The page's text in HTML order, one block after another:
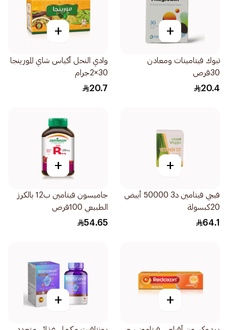
+
تبوك فيتامينات ومعادن
30قرص
20.4
+
وادي النحل أكياس شاي المورينجا
30×2جرام
20.7
+
فيجي فيتامين د3 50000 أبيض
20كبسولة
64.1
+
جاميسون فيتامين ب12 بالكرز
الطبيعي 100قرص
54.65
+
+